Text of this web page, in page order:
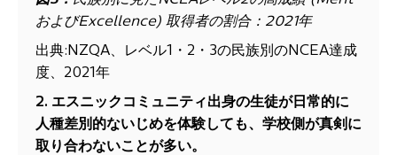
およびExcellence) 取得者の割合： 2021年
出典:NZQA、レベル1・2・3の民族別のNCEA達成
度、2021年
2. エスニックコミュニティ出身の生徒が日常的に
人種差別的ないじめを体験しても、学校側が真剣に
取り合わないことが多い。